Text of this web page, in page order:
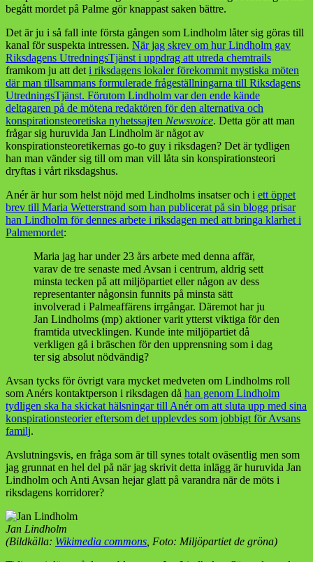
begått mordet på Palme gör knappast saken bättre.
Det är ju i så fall inte första gången som Lindholm låter sig göras till
kanal för suspekta intressen. När jag skrev om hur Lindholm gav
Riksdagens UtredningsTjänst i uppdrag att utreda chemtrails
framkom ju att det i riksdagens lokaler förekommit mystiska möten
där man tillsammans formulerade frågeställningarna till Riksdagens
UtredningsTjänst. Förutom Lindholm var den ende kände
deltagaren på de mötena redaktören för den alternativa och
konspirationsteoretiska nyhetssajten Newsvoice. Detta gör att man
frågar sig huruvida Jan Lindholm är något av
konspirationsteoretikernas go-to guy i riksdagen? Det är tydligen
han man vänder sig till om man vill låta sin konspirationsteori
dryftas i vårt riksdagshus.
Anér är hur som helst nöjd med Lindholms insatser och i ett öppet
brev till Maria Wetterstrand som han publicerat på sin blogg prisar
han Lindholm för dennes arbete i riksdagen med att bringa klarhet i
Palmemordet:
Maria jag har under 23 års arbete med denna affär,
varav de tre senaste med Avsan i centrum, aldrig sett
minsta tecken på att miljöpartiet eller någon av dess
representanter någonsin funnits på minsta sätt
involverad i Palmeaffärens irrgångar. Däremot har ju
Jan Lindholms (mp) aktioner varit ytterst viktiga för den
framtida utvecklingen. Kunde inte miljöpartiet då
verkligen gå i bräschen för den upprensning som i dag
ter sig absolut nödvändig?
Avsan tycks för övrigt vara mycket medveten om Lindholms roll
som Anérs kontaktperson i riksdagen då han genom Lindholm
tydligen ska ha skickat hälsningar till Anér om att sluta upp med sina
konspirationsteorier eftersom det upplevdes som jobbigt för Avsans
familj.
Avslutningsvis, en fråga som är till synes totalt oväsentlig men som
jag grunnat en hel del på när jag skrivit detta inlägg är huruvida Jan
Lindholm och Anti Avsan hejar glatt på varandra när de möts i
riksdagens korridorer?
Jan Lindholm
(Bildkälla: Wikimedia commons , Foto: Miljöpartiet de gröna)